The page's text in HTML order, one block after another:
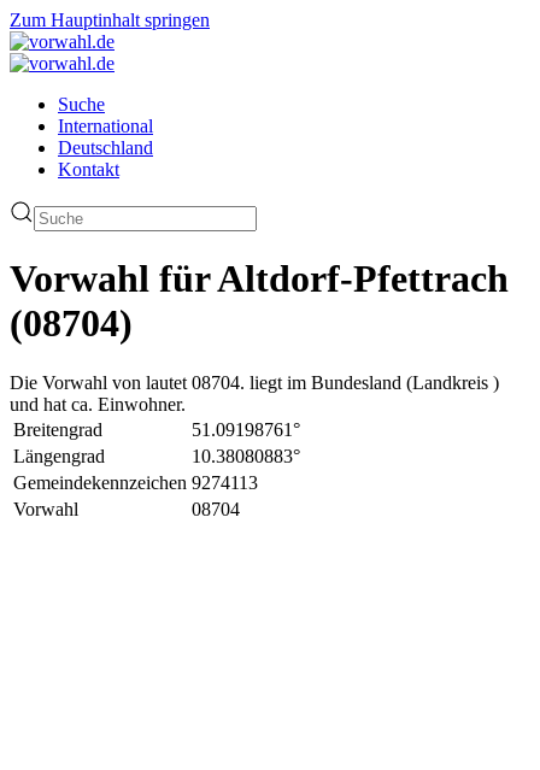
Zum Hauptinhalt springen
Suche
International
Deutschland
Kontakt
Vorwahl für Altdorf-Pfettrach
(08704)
Die Vorwahl von lautet 08704. liegt im Bundesland (Landkreis )
und hat ca. Einwohner.
Breitengrad
51.09198761°
Längengrad
10.38080883°
Gemeindekennzeichen 9274113
Vorwahl
08704